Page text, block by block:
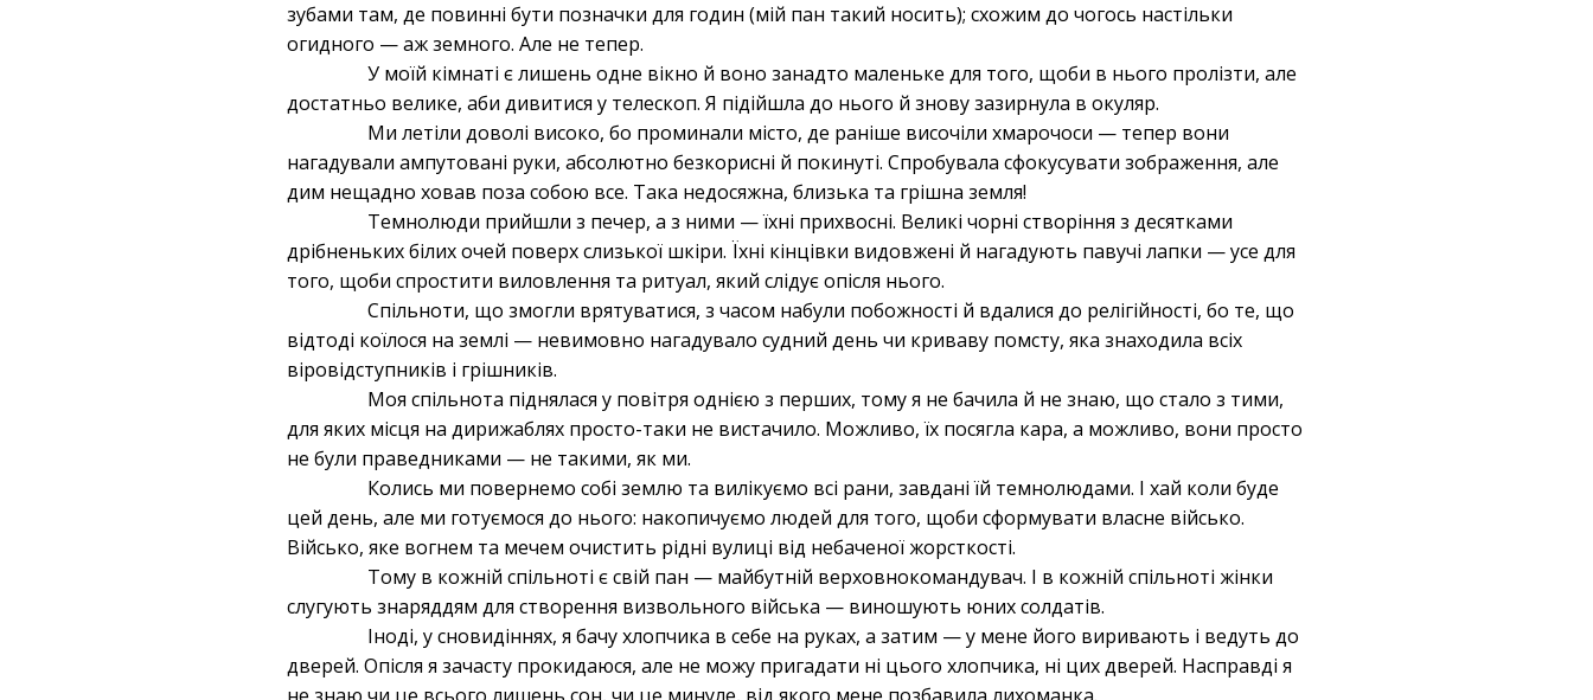
зубами там, де повинні бути позначки для годин (мій пан такий носить); схожим до чогось настільки
огидного — аж земного. Але не тепер.
У моїй кімнаті є лишень одне вікно й воно занадто маленьке для того, щоби в нього пролізти, але
достатньо велике, аби дивитися у телескоп. Я підійшла до нього й знову зазирнула в окуляр.
Ми летіли доволі високо, бо проминали місто, де раніше височіли хмарочоси — тепер вони
нагадували ампутовані руки, абсолютно безкорисні й покинуті. Спробувала сфокусувати зображення, але
дим нещадно ховав поза собою все. Така недосяжна, близька та грішна земля!
Темнолюди прийшли з печер, а з ними — їхні прихвосні. Великі чорні створіння з десятками
дрібненьких білих очей поверх слизької шкіри. Їхні кінцівки видовжені й нагадують павучі лапки — усе для
того, щоби спростити виловлення та ритуал, який слідує опісля нього.
Спільноти, що змогли врятуватися, з часом набули побожності й вдалися до релігійності, бо те, що
відтоді коїлося на землі — невимовно нагадувало судний день чи криваву помсту, яка знаходила всіх
віровідступників і грішників.
Моя спільнота піднялася у повітря однією з перших, тому я не бачила й не знаю, що стало з тими,
для яких місця на дирижаблях просто-таки не вистачило. Можливо, їх посягла кара, а можливо, вони просто
не були праведниками — не такими, як ми.
Колись ми повернемо собі землю та вилікуємо всі рани, завдані їй темнолюдами. І хай коли буде
цей день, але ми готуємося до нього: накопичуємо людей для того, щоби сформувати власне військо.
Військо, яке вогнем та мечем очистить рідні вулиці від небаченої жорсткості.
Тому в кожній спільноті є свій пан — майбутній верховнокомандувач. І в кожній спільноті жінки
слугують знаряддям для створення визвольного війська — виношують юних солдатів.
Іноді, у сновидіннях, я бачу хлопчика в себе на руках, а затим — у мене його виривають і ведуть до
дверей. Опісля я зачасту прокидаюся, але не можу пригадати ні цього хлопчика, ні цих дверей. Насправді я